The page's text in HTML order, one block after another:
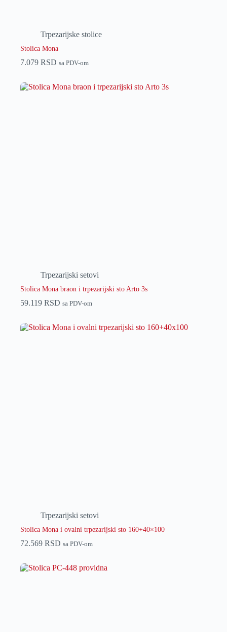
Trpezarijske stolice
Stolica Mona
7.079 RSD sa PDV-om
Trpezarijski setovi
Stolica Mona braon i trpezarijski sto Arto 3s
59.119 RSD sa PDV-om
Trpezarijski setovi
Stolica Mona i ovalni trpezarijski sto 160+40×100
72.569 RSD sa PDV-om